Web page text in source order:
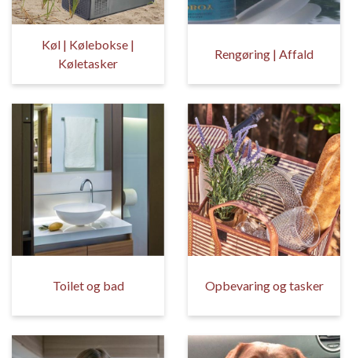
Køl | Kølebokse |
Køletasker
Rengøring | Affald
Toilet og bad Opbevaring og tasker